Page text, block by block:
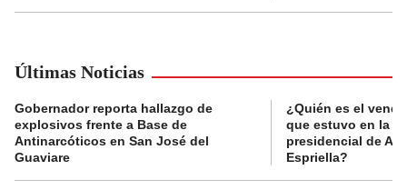
Últimas Noticias
Gobernador reporta hallazgo de
explosivos frente a Base de
Antinarcóticos en San José del
Guaviare
¿Quién es el
que estuvo en la
presidencial de
Espriella?